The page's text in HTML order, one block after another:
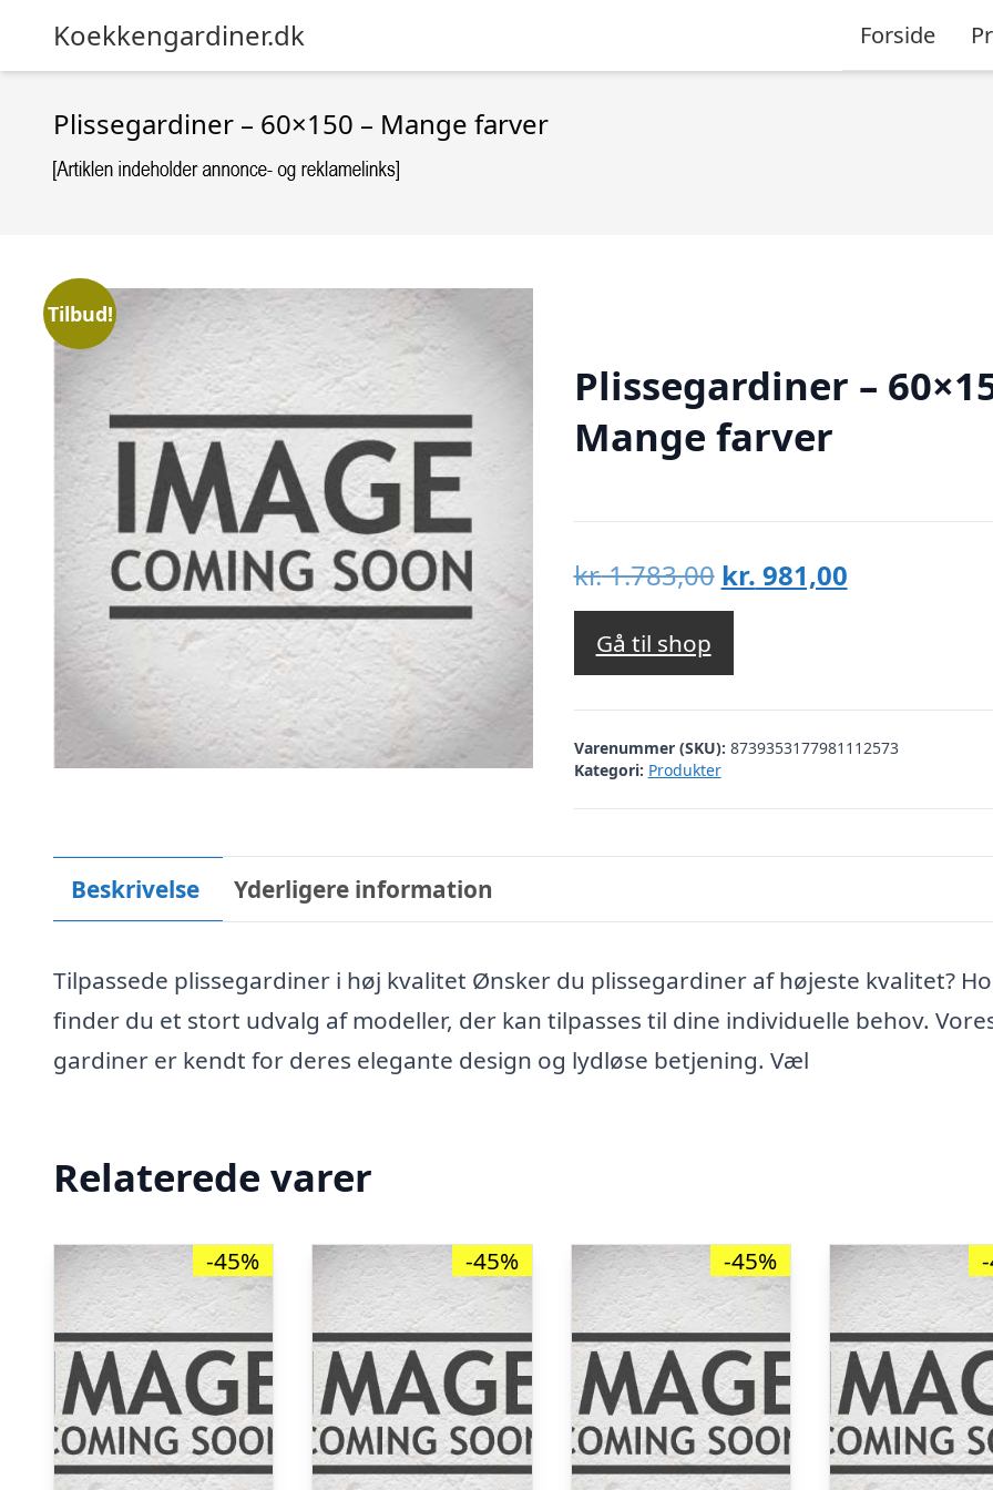
Koekkengardiner.dk Forside
Plissegardiner – 60×150 – Mange farver
Tilbud!
Plissegardiner –
Mange farver
kr.1.783,00 Den
oprindelige
var:
kr. 1.783,00.
kr. 981,00Den
kr. 981,00.
Gå til shop
Varenummer (SKU): 8739353177981112573
Kategori: Produkter
Beskrivelse Yderligere information
Tilpassede plissegardiner i høj kvalitet Ønsker du plissegardiner af højeste kvalitet?
finder du et stort udvalg af modeller, der kan tilpasses til dine individuelle behov.
gardiner er kendt for deres elegante design og lydløse betjening. Væl
Relaterede varer
-45% -45% -45%